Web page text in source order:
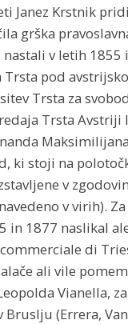
Janez Krstnik
grška
v letih 1855
pod
Trsta za
Trsta
ki stoji na
v
v virih).
in 1877 naslikal
di
ali vile
Vianella,
(Errera,